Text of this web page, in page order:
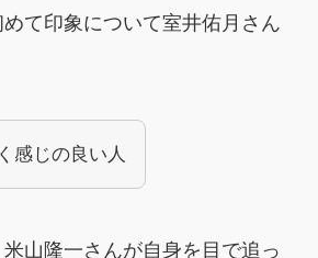
て印象について室井佑月さん
感じの良い人
山隆一さんが自身を目で追っ